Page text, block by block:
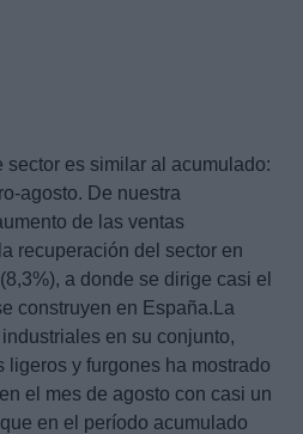
sector es similar al acumulado:
agosto. De nuestra
de las ventas
recuperación del sector en
a donde se dirige casi el
construyen en España.La
en su conjunto,
y furgones ha mostrado
el mes de agosto con casi un
en el período acumulado